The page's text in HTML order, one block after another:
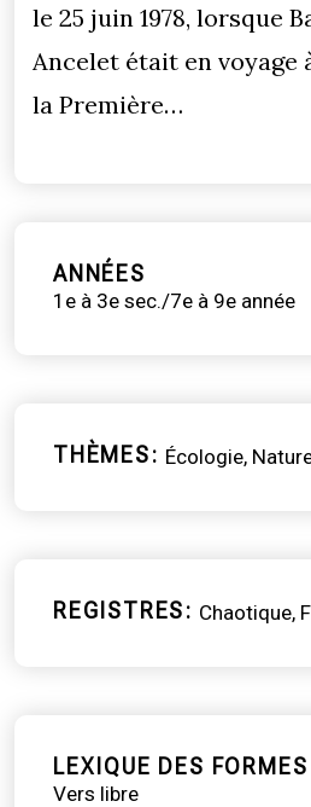
le 25 juin 1978, lorsque
Ancelet était en voyage
la Première…
ANNÉES
1e à 3e sec./7e à 9e année
THÈMES Écologie
REGISTRES Chaotique
LEXIQUE DES
Vers libre